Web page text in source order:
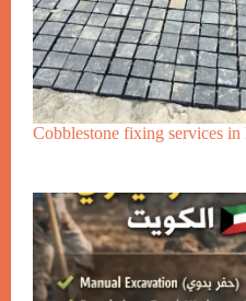
Cobblestone fixing services